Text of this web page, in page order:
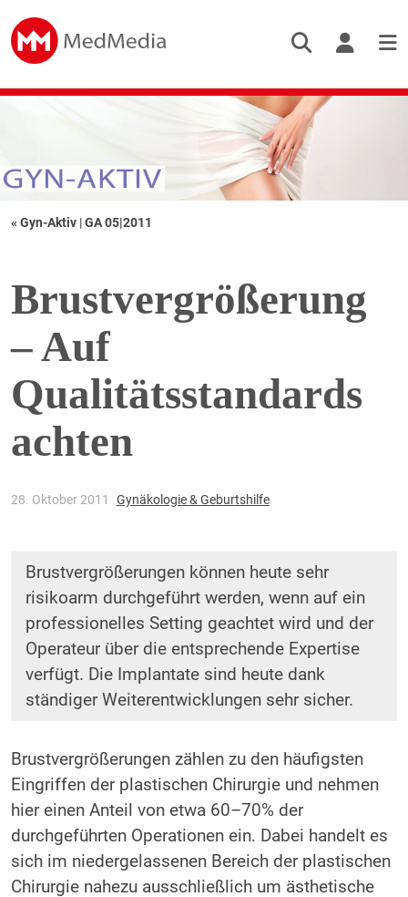
« Gyn-Aktiv |GA 05|2011
Brustvergrößerung
– Auf
Qualitätsstandards
achten
28. Oktober 2011 Gynäkologie & Geburtshilfe
Brustvergrößerungen können heute sehr
risikoarm durchgeführt werden, wenn auf ein
professionelles Setting geachtet wird und der
Operateur über die entsprechende Expertise
verfügt. Die Implantate sind heute dank
ständiger Weiterentwicklungen sehr sicher.
Brustvergrößerungen zählen zu den häufigsten
Eingriffen der plastischen Chirurgie und nehmen
hier einen Anteil von etwa 60–70% der
durchgeführten Operationen ein. Dabei handelt es
sich im niedergelassenen Bereich der plastischen
Chirurgie nahezu ausschließlich um ästhetische